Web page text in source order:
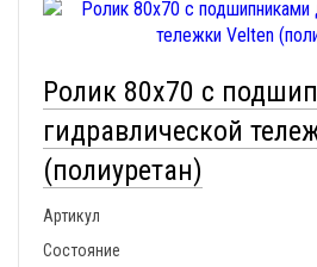
Ролик 80x70 с
гидравлической
(полиуретан)
Артикул
Состояние